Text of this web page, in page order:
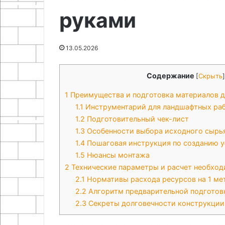
руками
13.05.2026
Содержание [Скрыть]
1 Преимущества и подготовка материалов
1.1 Инструментарий для ландшафтных
1.2 Подготовительный чек-лист
1.3 Особенности выбора исходного
1.4 Пошаговая инструкция по созданию
1.5 Нюансы монтажа
2 Технические параметры и расчет
2.1 Нормативы расхода ресурсов на 1
2.2 Алгоритм предварительной
2.3 Секреты долговечности конструкции